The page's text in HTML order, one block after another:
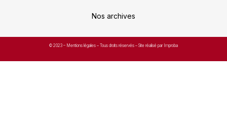
Nos archives
© 2023 – Mentions légales – Tous droits réservés – Site réalisé par Improba